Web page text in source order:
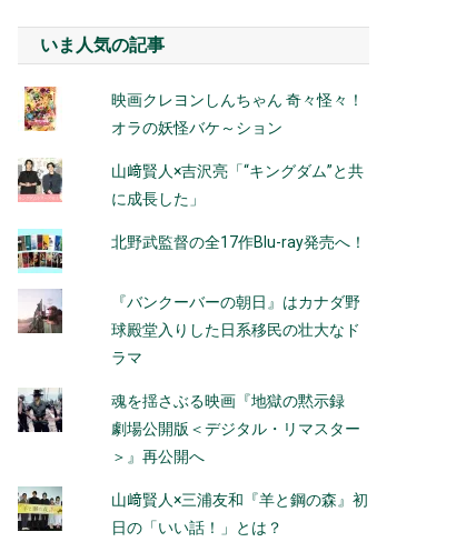
いま人気の記事
映画クレヨンしんちゃん 奇々怪々！
オラの妖怪バケ～ション
山﨑賢人×吉沢亮「“キングダム”と共
に成長した」
北野武監督の全17作Blu-ray発売へ！
『バンクーバーの朝日』はカナダ野
球殿堂入りした日系移民の壮大なド
ラマ
魂を揺さぶる映画『地獄の黙示録
劇場公開版＜デジタル・リマスター
＞』再公開へ
山﨑賢人×三浦友和『羊と鋼の森』初
日の「いい話！」とは？